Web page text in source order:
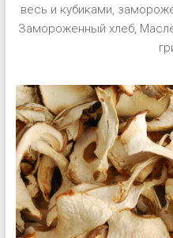
весь и кубиками,
Замороженный хлеб,